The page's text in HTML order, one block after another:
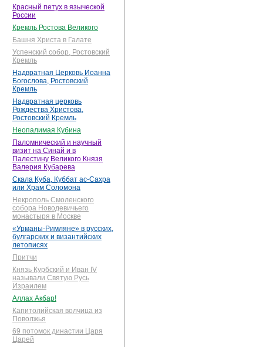
Красный петух в языческой
России
Кремль Ростова Великого
Башня Христа в Галате
Успенский собор, Ростовский
Кремль
Надвратная Церковь Иоанна
Богослова, Ростовский
Кремль
Надвратная церковь
Рождества Христова,
Ростовский Кремль
Неопалимая Кубина
Паломнический и научный
визит на Синай и в
Палестину Великого Князя
Валерия Кубарева
Скала Куба, Куббат ас-Сахра
или Храм Соломона
Некрополь Смоленского
собора Новодевичьего
монастыря в Москве
«Урманы-Римляне» в русских,
булгарских и византийских
летописях
Притчи
Князь Курбский и Иван IV
называли Святую Русь
Израилем
Аллах Акбар!
Капитолийская волчица из
Поволжья
69 потомок династии Царя
Царей